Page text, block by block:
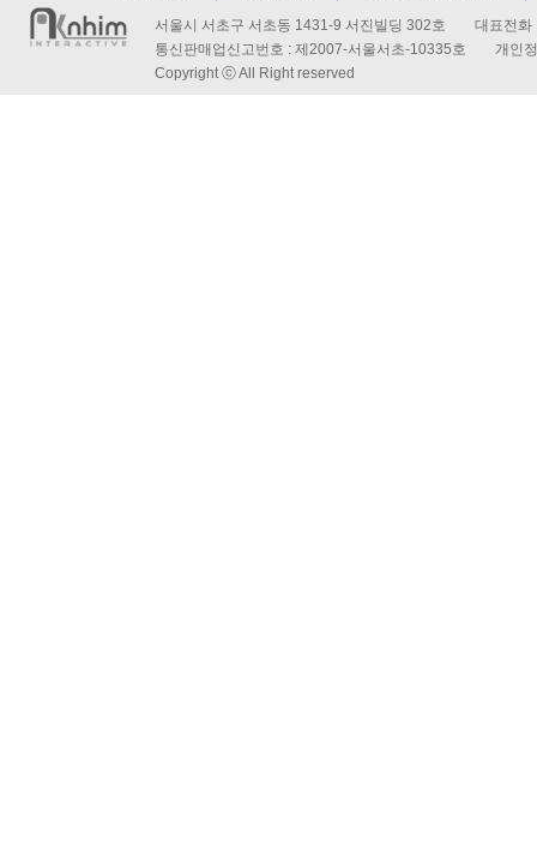
서울시 서초구 서초동 1431-9 서진빌딩 302호 대표
통신판매업신고번호 : 제2007-서울서초-10335호 개인정
Copyright ⓒ All Right reserved